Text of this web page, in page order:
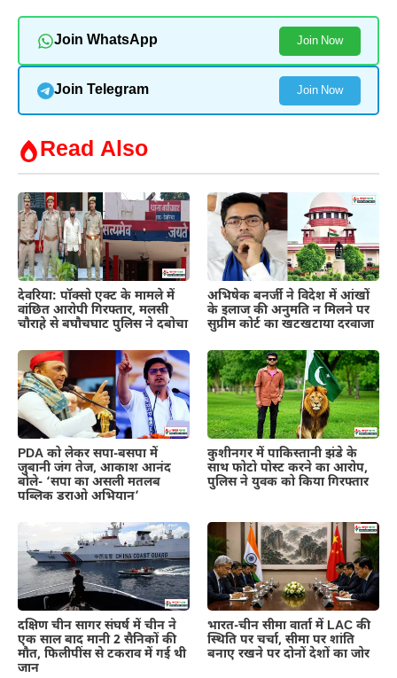
Join WhatsApp Join Now
Join Telegram Join Now
Read Also
देवरिया: पॉक्सो एक्ट के मामले में
वांछित आरोपी गिरफ्तार, मलसी
चौराहे से बघौचघाट पुलिस ने दबोचा
अभिषेक बनर्जी ने विदेश में आंखों
के इलाज की अनुमति न मिलने पर
सुप्रीम कोर्ट का खटखटाया दरवाजा
PDA को लेकर सपा-बसपा में
जुबानी जंग तेज, आकाश आनंद
बोले- ‘सपा का असली मतलब
पब्लिक डराओ अभियान’
कुशीनगर में पाकिस्तानी झंडे के
साथ फोटो पोस्ट करने का आरोप,
पुलिस ने युवक को किया गिरफ्तार
दक्षिण चीन सागर संघर्ष में चीन ने
एक साल बाद मानी 2 सैनिकों की
मौत, फिलीपींस से टकराव में गई थी
जान
भारत-चीन सीमा वार्ता में LAC की
स्थिति पर चर्चा, सीमा पर शांति
बनाए रखने पर दोनों देशों का जोर